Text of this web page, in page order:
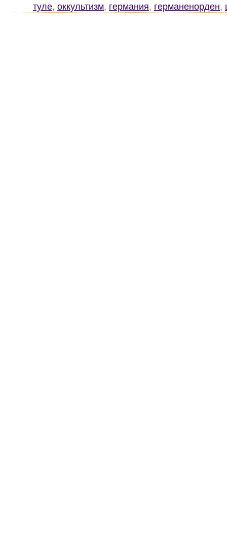
туле, оккультизм, германия, германенорден,